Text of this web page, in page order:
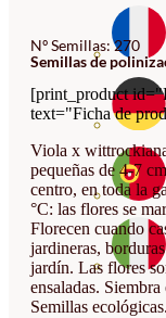
Nº Semillas: 270
Semillas de
[print_product
text="Ficha de
Viola x
pequeñas de 4-7
centro, en toda la
°C: las flores se
Florecen cuando
jardineras,
jardín. Las flores
ensaladas.
Semillas ecológicas.